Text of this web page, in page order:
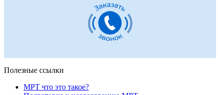
Полезные ссылки
МРТ что это такое?